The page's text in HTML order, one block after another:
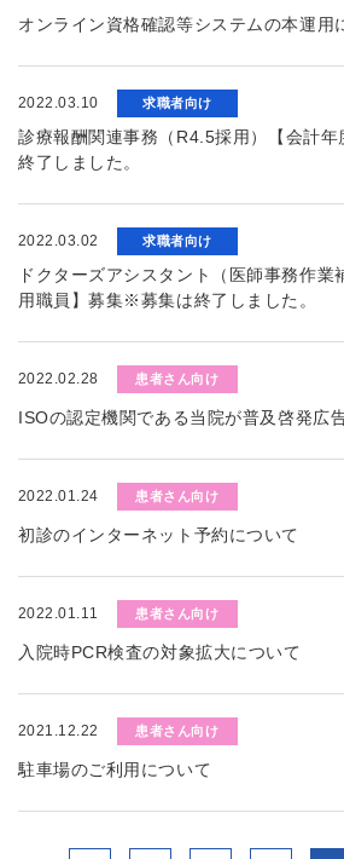
オンライン資格確認等システムの本運用
2022.03.10 求職者向け
診療報酬関連事務（R4.5採用）【会計
終了しました。
2022.03.02 求職者向け
ドクターズアシスタント（医師事務作業
用職員】募集※募集は終了しました。
2022.02.28 患者さん向け
ISOの認定機関である当院が普及啓発広
2022.01.24 患者さん向け
初診のインターネット予約について
2022.01.11 患者さん向け
入院時PCR検査の対象拡大について
2021.12.22 患者さん向け
駐車場のご利用について